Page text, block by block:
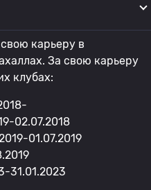
карьеру в
За свою карьеру
клубах:
02.07.2018
01.07.2019
31.01.2023